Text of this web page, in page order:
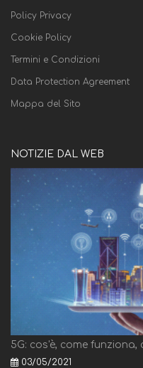
Policy Privacy
Cookie Policy
Termini e Condizioni
Data Protection Agreement
Mappa del Sito
NOTIZIE DAL WEB
5G: cos'è, come
03/05/2021